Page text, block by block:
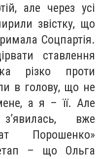
але через усі
звістку, що
Соцпартія.
ставлення
різко проти
в голову, що не
а я – її. Але
вже
Порошенко»
– що Ольга